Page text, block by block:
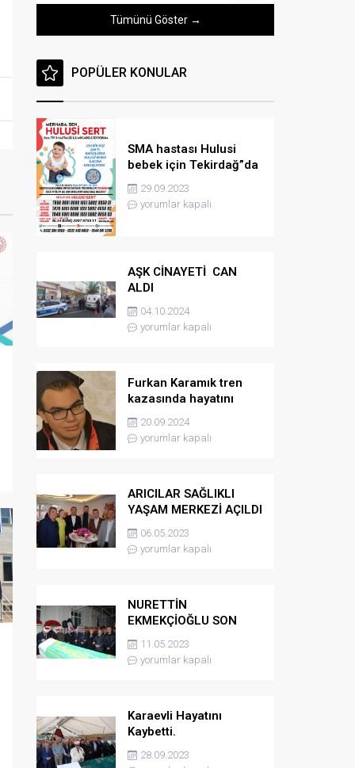
Tümünü Göster →
POPÜLER KONULAR
SMA hastası Hulusi
bebek için Tekirdağ”da
konser düzenlenicek
29.09.2023
yorumlar kapalı
AŞK CİNAYETİ CAN
ALDI
04.10.2024
yorumlar kapalı
Furkan Karamık tren
kazasında hayatını
kaybetti
20.09.2024
yorumlar kapalı
ARICILAR SAĞLIKLI
YAŞAM MERKEZİ AÇILDI
06.05.2023
yorumlar kapalı
NURETTİN
EKMEKÇİOĞLU SON
YOLCULUĞUNA
UĞURLANDI
11.05.2023
yorumlar kapalı
Karaevli Hayatını
Kaybetti.
28.09.2023